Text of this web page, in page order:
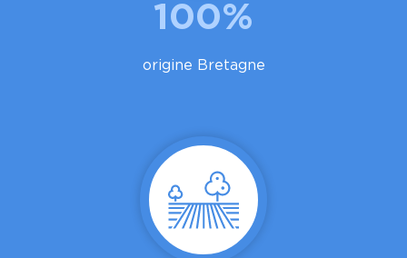
100%
origine Bretagne